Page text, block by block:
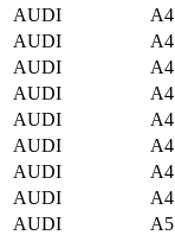
AUDI
A4
AUDI
AUDI
AUDI
AUDI
AUDI
AUDI
AUDI
AUDI
A5